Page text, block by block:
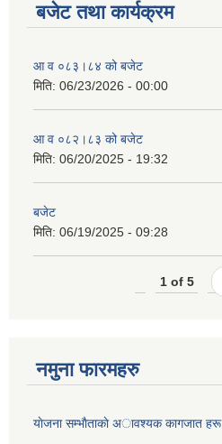
बजेट तथा कार्यक्रम
आ व ०८३।८४ को बजेट
मिति: 06/23/2026 - 00:00
आ व ०८२।८३ को बजेट
मिति: 06/20/2025 - 19:32
बजेट
मिति: 06/19/2025 - 09:28
1 of 5
नमुना फारमहरु
याेजना सम्भाैताकाे अावश्यक कागजात हरू